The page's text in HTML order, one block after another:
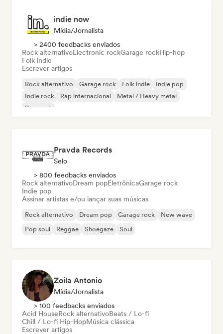
indie now
Mídia/Jornalista
> 2400 feedbacks enviados
Rock alternativoElectronic rockGarage rockHip-hop
Folk indie
Escrever artigos
Rock alternativo Garage rock Folk indie
Indie pop
Indie rock
Rap internacional
Metal / Heavy metal
Pop rock
Pravda Records
Selo
> 800 feedbacks enviados
Rock alternativoDream popEletrônicaGarage rock
Indie pop
Assinar artistas e/ou lançar suas músicas
Rock alternativo Dream pop Garage rock
New wave
Pop soul
Reggae Shoegaze Soul
Zoila Antonio
Mídia/Jornalista
> 100 feedbacks enviados
Acid HouseRock alternativoBeats / Lo-fi
Chill / Lo-fi Hip-HopMúsica clássica
Escrever artigos